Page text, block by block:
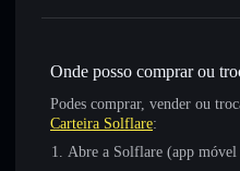
Onde posso comprar ou
Podes comprar, vender ou
Carteira Solflare:
Abre a Solflare (app móvel